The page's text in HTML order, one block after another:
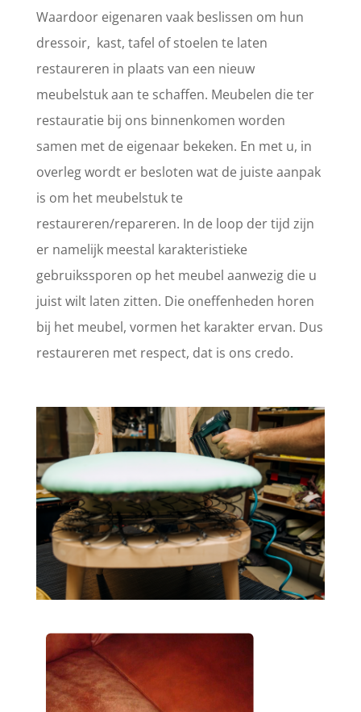
Waardoor eigenaren vaak beslissen om hun
dressoir, kast, tafel of stoelen te laten
restaureren in plaats van een nieuw
meubelstuk aan te schaffen. Meubelen die ter
restauratie bij ons binnenkomen worden
samen met de eigenaar bekeken. En met u, in
overleg wordt er besloten wat de juiste aanpak
is om het meubelstuk te
restaureren/repareren. In de loop der tijd zijn
er namelijk meestal karakteristieke
gebruikssporen op het meubel aanwezig die u
juist wilt laten zitten. Die oneffenheden horen
bij het meubel, vormen het karakter ervan. Dus
restaureren met respect, dat is ons credo.